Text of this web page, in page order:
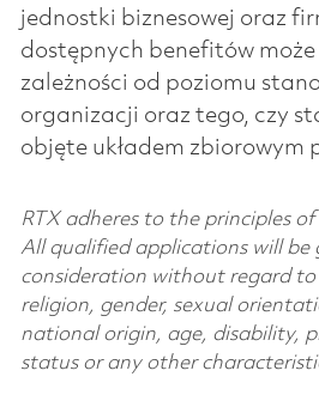
jednostki biznesowej oraz
dostępnych benefitów może
zależności od poziomu
organizacji oraz tego, czy
objęte układem zbiorowym
RTX adheres to the principles
All qualified applications will be
consideration without regard to
religion, gender, sexual
national origin, age, disability,
status or any other